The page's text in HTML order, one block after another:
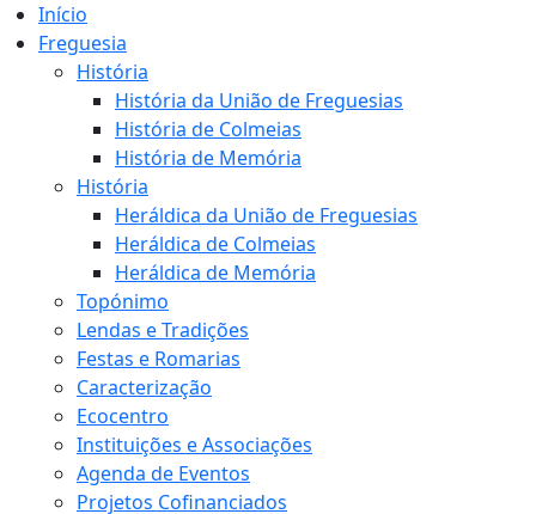
Início
Freguesia
História
História da União de Freguesias
História de Colmeias
História de Memória
História
Heráldica da União de Freguesias
Heráldica de Colmeias
Heráldica de Memória
Topónimo
Lendas e Tradições
Festas e Romarias
Caracterização
Ecocentro
Instituições e Associações
Agenda de Eventos
Projetos Cofinanciados